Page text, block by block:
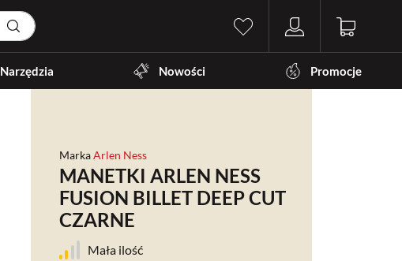
Narzędzia Nowości Promocje
MarkaArlen Ness
MANETKI ARLEN NESS
FUSION BILLET DEEP CUT
CZARNE
Mała ilość